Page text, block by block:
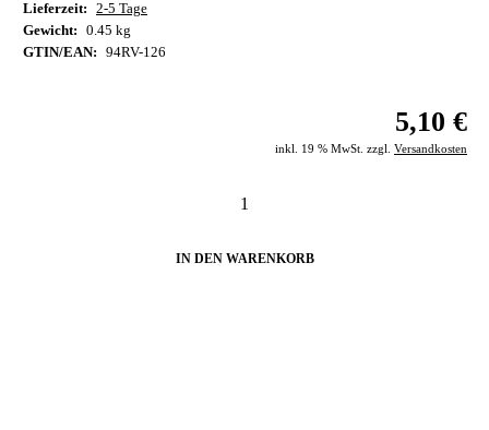
Lieferzeit:
2-5 Tage
Gewicht:
0.45 kg
GTIN/EAN:
94RV-126
5,10 €
inkl. 19 % MwSt. zzgl. Versandkosten
IN DEN WARENKORB